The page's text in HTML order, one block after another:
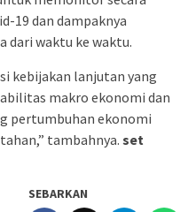
19 dan dampaknya
dari waktu ke waktu.
kebijakan lanjutan yang
makro ekonomi dan
pertumbuhan ekonomi
tambahnya. set
SEBARKAN